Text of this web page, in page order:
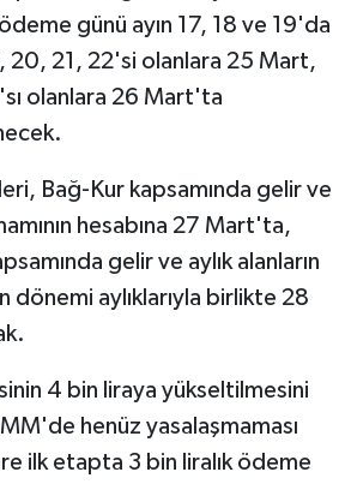
günü ayın 17, 18 ve 19'da
20, 21, 22'si olanlara 25 Mart,
olanlara 26 Mart'ta
Bağ-Kur kapsamında gelir ve
hesabına 27 Mart'ta,
gelir ve aylık alanların
dönemi aylıklarıyla birlikte 28
4 bin liraya yükseltilmesini
henüz yasalaşmaması
ilk etapta 3 bin liralık ödeme